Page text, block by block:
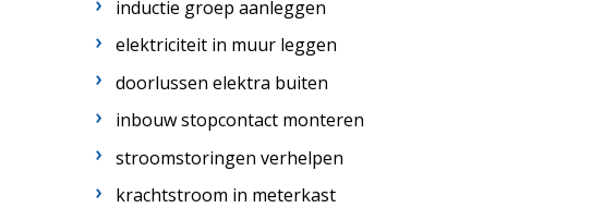
inductie groep aanleggen
elektriciteit in muur leggen
doorlussen elektra buiten
inbouw stopcontact monteren
stroomstoringen verhelpen
krachtstroom in meterkast